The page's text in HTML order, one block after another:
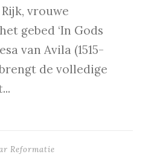
vrouwe
gebed ‘In Gods
van Avila (1515-
de volledige
Reformatie